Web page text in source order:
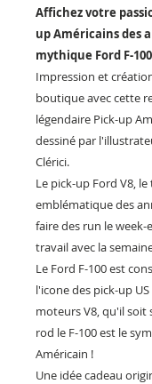
Affichez votre
up Américains des
mythique Ford F-
Impression et
boutique avec cette
légendaire Pick-up
dessiné par
Clérici.
Le pick-up Ford V8,
emblématique des
faire des run le week-
travail avec la
Le Ford F-100 est
l'icone des pick-up
moteurs V8, qu'il
rod le F-100 est le
Américain !
Une idée cadeau